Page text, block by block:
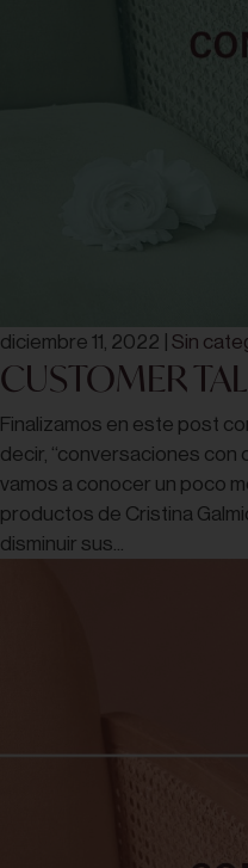
diciembre 11, 2022 Sin
CUSTOMER
Finalizamos en este post
decir, “conversaciones con
vamos a conocer un poco
productos de Cristina
disminuir sus...